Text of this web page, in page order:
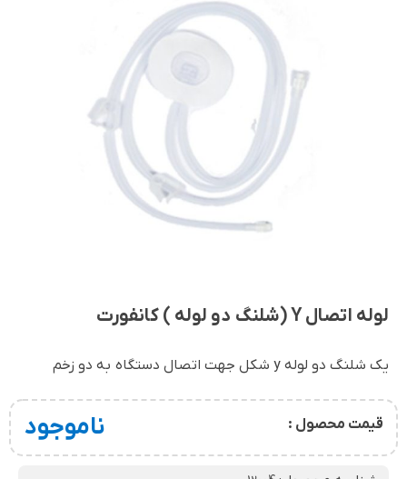
لوله اتصال Y (شلنگ دو لوله ) کانفورت
یک شلنگ دو لوله y شکل جهت اتصال دستگاه به دو زخم
قیمت محصول : ناموجود